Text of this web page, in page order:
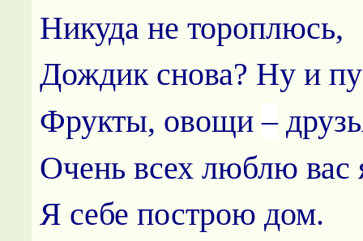
Никуда не тороплюсь,
Дождик снова? Ну и
Фрукты, овощи–
Очень всех люблю вас
Я себе построю дом.